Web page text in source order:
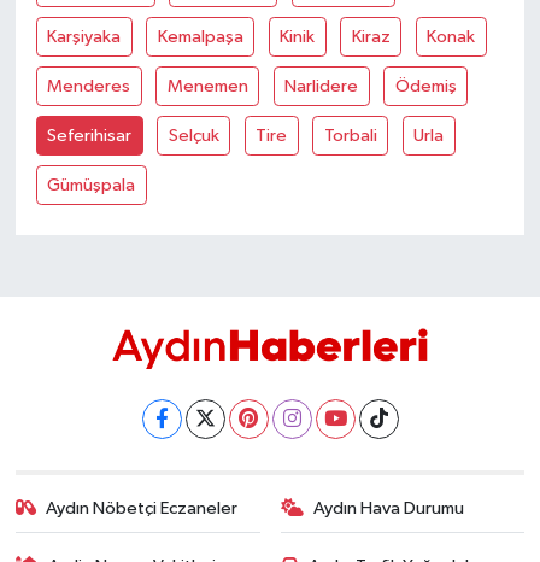
Karşiyaka Kemalpaşa Kinik Kiraz Konak
Menderes Menemen Narlidere Ödemiş
Seferihisar Selçuk Tire Torbali Urla
Gümüşpala
Aydın Nöbetçi Eczaneler Aydın Hava Durumu
YEREL
AFYON
AFYONKARAHİSAR
İZMİR
KÜTAHYA